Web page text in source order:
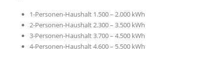
1-Personen-Haushalt 1.500 – 2.000 kWh
2-Personen-Haushalt 2.300 – 3.500 kWh
3-Personen-Haushalt 3.700 – 4.500 kWh
4-Personen-Haushalt 4.600 – 5.500 kWh